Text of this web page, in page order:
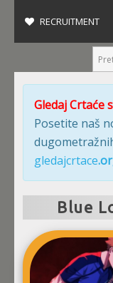
RECRUITMENT
Gledaj Crtaće
Posetite naš
gledajcrtace
Blue